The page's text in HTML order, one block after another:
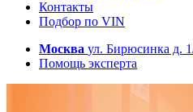
Контакты
Подбор по VIN
Москва ул. Бирюсинка д.
Помощь эксперта